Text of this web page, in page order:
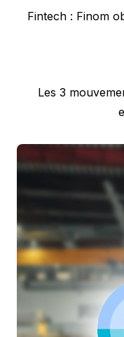
de
Previous
Fintech : Finom
NextLes 3